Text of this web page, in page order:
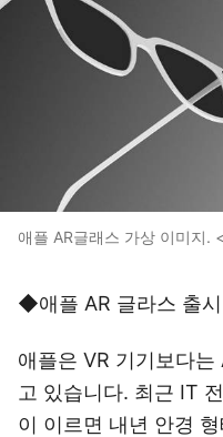
애플 AR글래스 가상 이미지.
◆애플 AR 글라스 출
애플은 VR 기기보다
고 있습니다. 최근 IT
이 이르면 내년 안경